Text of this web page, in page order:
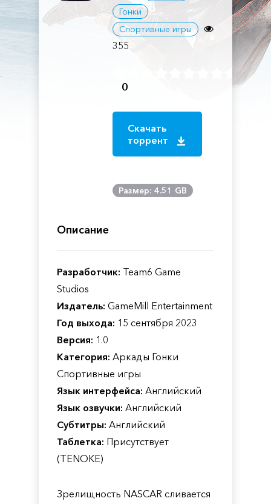
Гонки
Спортивные игры
355
0
Скачать
торрент
Размер: 4.51 GB
Описание
Разработчик: Team6 Game
Studios
Издатель: GameMill Entertainment
Год выхода: 15 сентября 2023
Версия: 1.0
Категория: Аркады Гонки
Спортивные игры
Язык интерфейса: Английский
Язык озвучки: Английский
Субтитры: Английский
Таблетка: Присутствует
(TENOKE)
Зрелищность NASCAR сливается